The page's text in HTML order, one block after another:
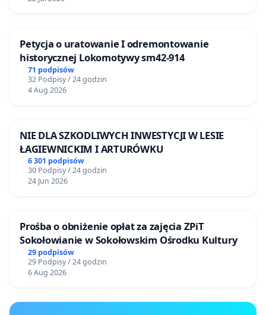
Petycja o uratowanie I odremontowanie
historycznej Lokomotywy sm42-914
71 podpisów
32 Podpisy / 24 godzin
4 Aug 2026
NIE DLA SZKODLIWYCH INWESTYCJI W LESIE
ŁAGIEWNICKIM I ARTURÓWKU
6 301 podpisów
30 Podpisy / 24 godzin
24 Jun 2026
Prośba o obniżenie opłat za zajęcia ZPiT
Sokołowianie w Sokołowskim Ośrodku Kultury
29 podpisów
29 Podpisy / 24 godzin
6 Aug 2026